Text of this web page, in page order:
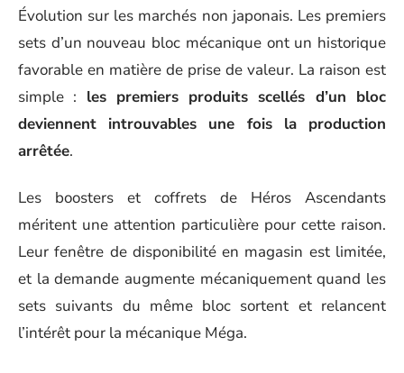
Évolution sur les marchés non japonais. Les premiers
sets d’un nouveau bloc mécanique ont un historique
favorable en matière de prise de valeur. La raison est
simple : les premiers produits scellés d’un bloc
deviennent introuvables une fois la production
arrêtée.
Les boosters et coffrets de Héros Ascendants
méritent une attention particulière pour cette raison.
Leur fenêtre de disponibilité en magasin est limitée,
et la demande augmente mécaniquement quand les
sets suivants du même bloc sortent et relancent
l’intérêt pour la mécanique Méga.